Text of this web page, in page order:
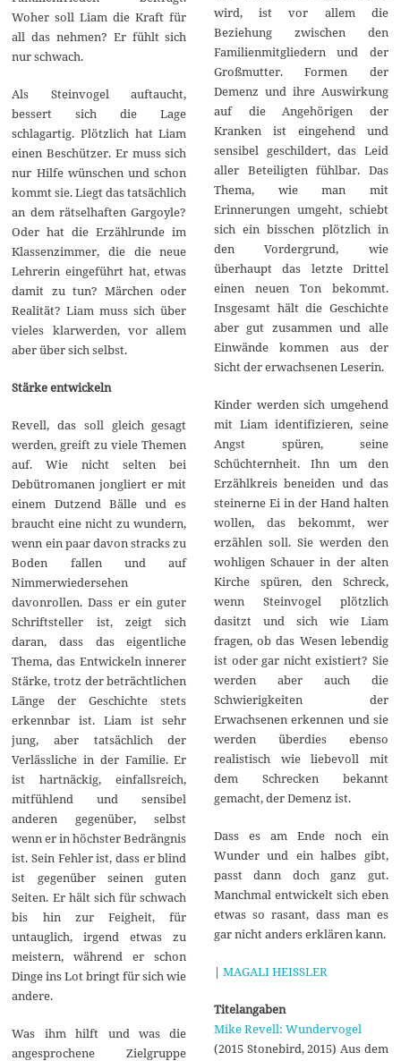
Woher soll Liam die Kraft für
all das nehmen? Er fühlt sich
nur schwach.
Als Steinvogel auftaucht,
bessert sich die Lage
schlagartig. Plötzlich hat Liam
einen Beschützer. Er muss sich
nur Hilfe wünschen und schon
kommt sie. Liegt das tatsächlich
an dem rätselhaften Gargoyle?
Oder hat die Erzählrunde im
Klassenzimmer, die die neue
Lehrerin eingeführt hat, etwas
damit zu tun? Märchen oder
Realität? Liam muss sich über
vieles klarwerden, vor allem
aber über sich selbst.
Stärke entwickeln
Revell, das soll gleich gesagt
werden, greift zu viele Themen
auf. Wie nicht selten bei
Debütromanen jongliert er mit
einem Dutzend Bälle und es
braucht eine nicht zu wundern,
wenn ein paar davon stracks zu
Boden fallen und auf
Nimmerwiedersehen
davonrollen. Dass er ein guter
Schriftsteller ist, zeigt sich
daran, dass das eigentliche
Thema, das Entwickeln innerer
Stärke, trotz der beträchtlichen
Länge der Geschichte stets
erkennbar ist. Liam ist sehr
jung, aber tatsächlich der
Verlässliche in der Familie. Er
ist hartnäckig, einfallsreich,
mitfühlend und sensibel
anderen gegenüber, selbst
wenn er in höchster Bedrängnis
ist. Sein Fehler ist, dass er blind
ist gegenüber seinen guten
Seiten. Er hält sich für schwach
bis hin zur Feigheit, für
untauglich, irgend etwas zu
meistern, während er schon
Dinge ins Lot bringt für sich wie
andere.
Was ihm hilft und was die
angesprochene Zielgruppe
wird, ist vor allem die
Beziehung zwischen den
Familienmitgliedern und der
Großmutter. Formen der
Demenz und ihre Auswirkung
auf die Angehörigen der
Kranken ist eingehend und
sensibel geschildert, das Leid
aller Beteiligten fühlbar. Das
Thema, wie man mit
Erinnerungen umgeht, schiebt
sich ein bisschen plötzlich in
den Vordergrund, wie
überhaupt das letzte Drittel
einen neuen Ton bekommt.
Insgesamt hält die Geschichte
aber gut zusammen und alle
Einwände kommen aus der
Sicht der erwachsenen Leserin.
Kinder werden sich umgehend
mit Liam identifizieren, seine
Angst spüren, seine
Schüchternheit. Ihn um den
Erzählkreis beneiden und das
steinerne Ei in der Hand halten
wollen, das bekommt, wer
erzählen soll. Sie werden den
wohligen Schauer in der alten
Kirche spüren, den Schreck,
wenn Steinvogel plötzlich
dasitzt und sich wie Liam
fragen, ob das Wesen lebendig
ist oder gar nicht existiert? Sie
werden aber auch die
Schwierigkeiten der
Erwachsenen erkennen und sie
werden überdies ebenso
realistisch wie liebevoll mit
dem Schrecken bekannt
gemacht, der Demenz ist.
Dass es am Ende noch ein
Wunder und ein halbes gibt,
passt dann doch ganz gut.
Manchmal entwickelt sich eben
etwas so rasant, dass man es
gar nicht anders erklären kann.
| MAGALI HEISSLER
Titelangaben
Mike Revell: Wundervogel
(2015 Stonebird, 2015) Aus dem